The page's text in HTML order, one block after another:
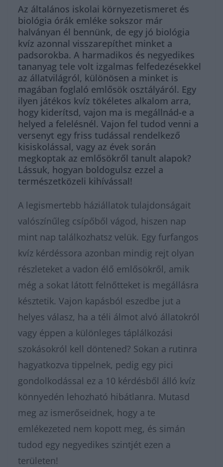
Az általános iskolai környezetismeret és
biológia órák emléke sokszor már
halványan él bennünk, de egy jó biológia
kvíz azonnal visszarepíthet minket a
padsorokba. A harmadikos és negyedikes
tananyag tele volt izgalmas felfedezésekkel
az állatvilágról, különösen a minket is
magában foglaló emlősök osztályáról. Egy
ilyen játékos kvíz tökéletes alkalom arra,
hogy kiderítsd, vajon ma is megállnád-e a
helyed a felelésnél. Vajon fel tudod venni a
versenyt egy friss tudással rendelkező
kisiskolással, vagy az évek során
megkoptak az emlősökről tanult alapok?
Lássuk, hogyan boldogulsz ezzel a
természetközeli kihívással!
A legismertebb háziállatok tulajdonságait
valószínűleg csípőből vágod, hiszen nap
mint nap találkozhatsz velük. Egy furfangos
kvíz kérdéssora azonban mindig rejt olyan
részleteket a vadon élő emlősökről, amik
még a sokat látott felnőtteket is megállásra
késztetik. Vajon kapásból eszedbe jut a
helyes válasz, ha a téli álmot alvó állatokról
vagy éppen a különleges táplálkozási
szokásokról kell döntened? Sokan a rutinra
hagyatkozva tippelnek, pedig egy pici
gondolkodással ez a 10 kérdésből álló kvíz
könnyedén lehozható hibátlanra. Mutasd
meg az ismerőseidnek, hogy a te
emlékezeted nem kopott meg, és simán
tudod egy negyedikes szintjét ezen a
területen!